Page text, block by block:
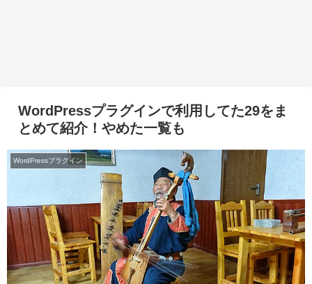
WordPressプラグインで利用してた29をま
とめて紹介！やめた一覧も
WordPressプラグイン